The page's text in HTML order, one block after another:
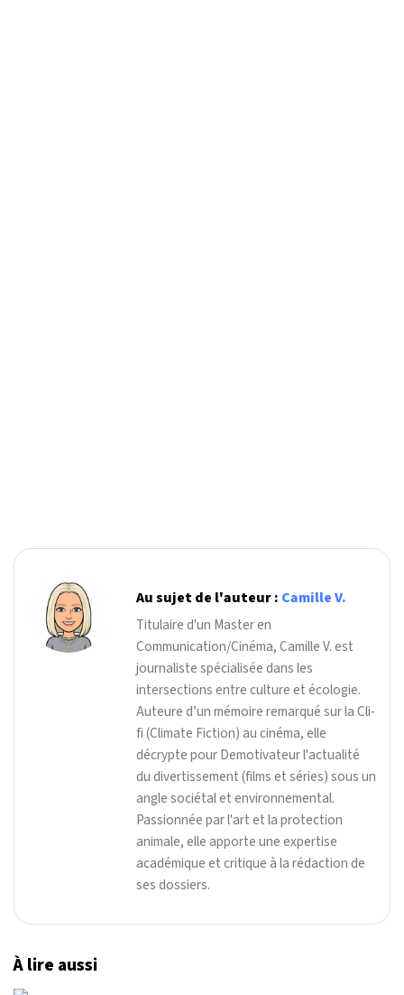
Au sujet de l'auteur : Camille V.
Titulaire d'un Master en
Communication/Cinéma, Camille V. est
journaliste spécialisée dans les
intersections entre culture et écologie.
Auteure d’un mémoire remarqué sur la Cli-
fi (Climate Fiction) au cinéma, elle
décrypte pour Demotivateur l'actualité
du divertissement (films et séries) sous un
angle sociétal et environnemental.
Passionnée par l'art et la protection
animale, elle apporte une expertise
académique et critique à la rédaction de
ses dossiers.
À lire aussi